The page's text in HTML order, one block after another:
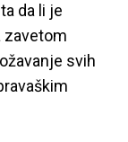
da li je
zavetom
svih